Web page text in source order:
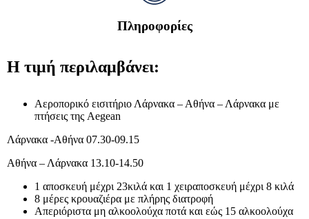
Πληροφορίες
Η τιμή περιλαμβάνει:
Αεροπορικό εισιτήριο Λάρνακα – Αθήνα – Λάρνακα με
πτήσεις της Aegean
Λάρνακα -Αθήνα 07.30-09.15
Αθήνα – Λάρνακα 13.10-14.50
1 αποσκευή μέχρι 23κιλά και 1 χειραποσκευή μέχρι 8 κιλά
8 μέρες κρουαζιέρα με πλήρης διατροφή
Απεριόριστα μη αλκοολούχα ποτά και εώς 15 αλκοολούχα